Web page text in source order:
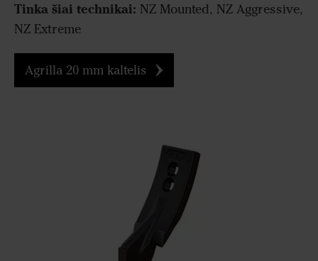
Tinka šiai technikai: NZ Mounted, NZ Aggressive,
NZ Extreme
Agrilla 20 mm kaltelis